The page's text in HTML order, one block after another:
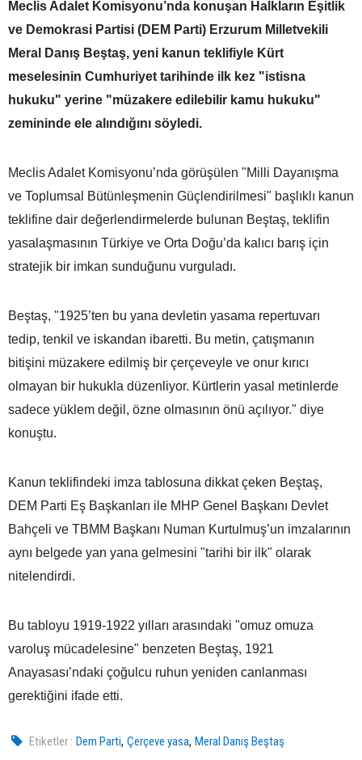
Meclis Adalet Komisyonu’nda konuşan Halkların Eşitlik
ve Demokrasi Partisi (DEM Parti) Erzurum Milletvekili
Meral Danış Beştaş, yeni kanun teklifiyle Kürt
meselesinin Cumhuriyet tarihinde ilk kez "istisna
hukuku" yerine "müzakere edilebilir kamu hukuku"
zemininde ele alındığını söyledi.
Meclis Adalet Komisyonu’nda görüşülen "Milli Dayanışma
ve Toplumsal Bütünleşmenin Güçlendirilmesi" başlıklı kanun
teklifine dair değerlendirmelerde bulunan Beştaş, teklifin
yasalaşmasının Türkiye ve Orta Doğu’da kalıcı barış için
stratejik bir imkan sunduğunu vurguladı.
Beştaş, "1925’ten bu yana devletin yasama repertuvarı
tedip, tenkil ve iskandan ibaretti. Bu metin, çatışmanın
bitişini müzakere edilmiş bir çerçeveyle ve onur kırıcı
olmayan bir hukukla düzenliyor. Kürtlerin yasal metinlerde
sadece yüklem değil, özne olmasının önü açılıyor." diye
konuştu.
Kanun teklifindeki imza tablosuna dikkat çeken Beştaş,
DEM Parti Eş Başkanları ile MHP Genel Başkanı Devlet
Bahçeli ve TBMM Başkanı Numan Kurtulmuş’un imzalarının
aynı belgede yan yana gelmesini "tarihi bir ilk" olarak
nitelendirdi.
Bu tabloyu 1919-1922 yılları arasındaki "omuz omuza
varoluş mücadelesine" benzeten Beştaş, 1921
Anayasası’ndaki çoğulcu ruhun yeniden canlanması
gerektiğini ifade etti.
Etiketler : Dem Parti,Çerçeve yasa,Meral Danış Beştaş